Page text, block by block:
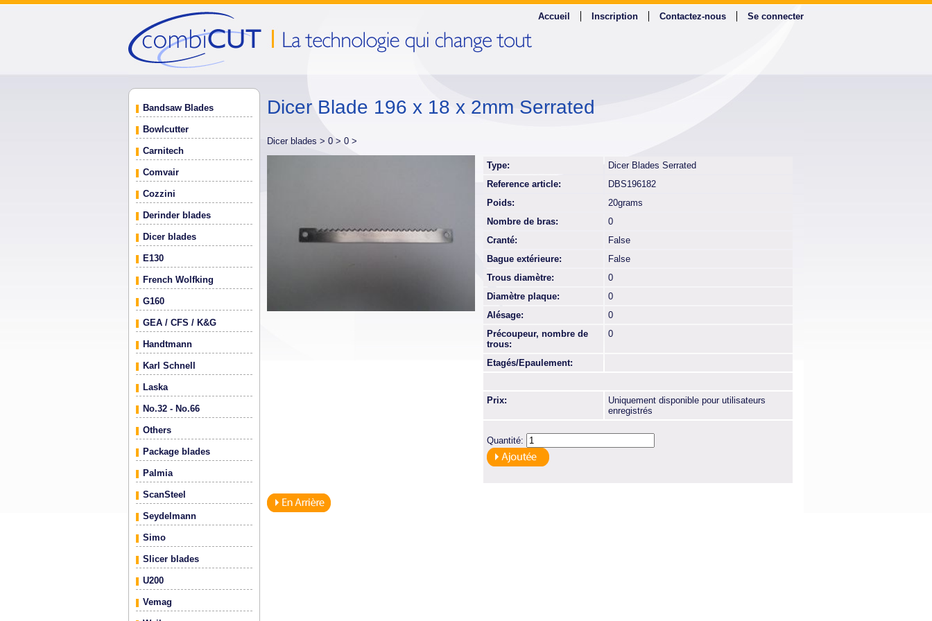
Se connecter
Contactez-nous
Inscription
Accueil
Bandsaw Blades
Bowlcutter
Carnitech
Comvair
Cozzini
Derinder blades
Dicer blades
E130
French Wolfking
G160
GEA / CFS / K&G
Handtmann
Karl Schnell
Laska
No.32 - No.66
Others
Package blades
Palmia
ScanSteel
Seydelmann
Simo
Slicer blades
U200
Vemag
Dicer Blade 196 x 18 x 2mm Serrated
Dicer blades > 0 > 0 >
Type:
Dicer Blades Serrated
Reference article:
DBS196182
Poids:
20grams
Nombre de bras:
0
Cranté:
False
Bague extérieure:
False
Trous diamètre:
0
Diamètre plaque:
0
Alésage:
0
Précoupeur, nombre de
trous:
0
Etagés/Epaulement:
Prix:
Uniquement disponible pour utilisateurs
enregistrés
Quantité: